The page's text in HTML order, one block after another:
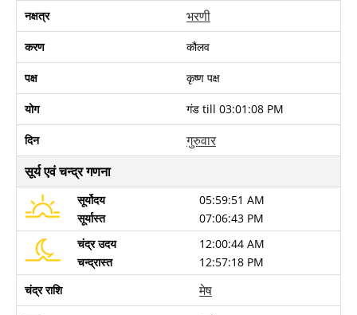
नक्षत्र भरणी
करण कौलव
पक्ष कृष्ण पक्ष
योग गंड till 03:01:08 PM
दिन
गुरुवार
सूर्य एवं चन्द्र गणना
सूर्योदय
सूर्यास्त
05:59:51 AM
07:06:43 PM
चंद्र उदय
चन्द्रास्त
12:00:44 AM
12:57:18 PM
चंद्र राशि
मेष